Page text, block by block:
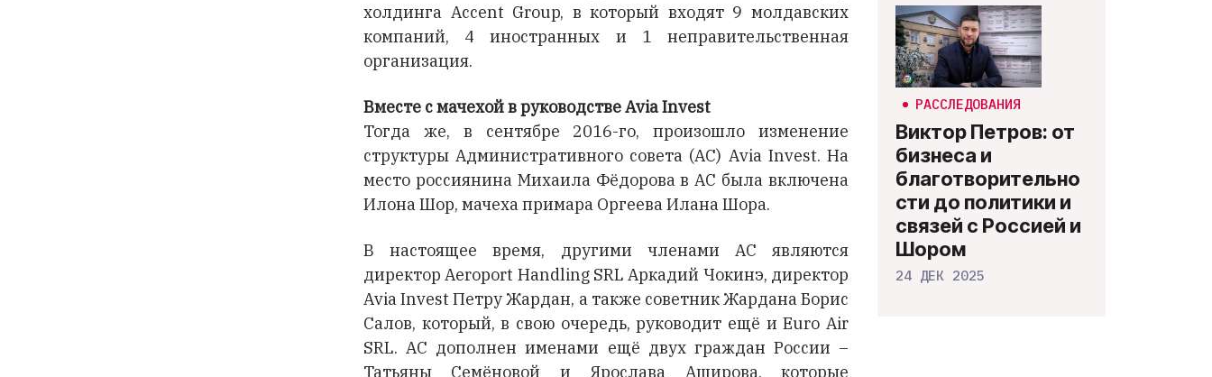
холдинга Accent Group, в который входят 9 молдавских
компаний, 4 иностранных и 1 неправительственная
организация.
Вместе с мачехой в руководстве Avia Invest
Тогда же, в сентябре 2016-го, произошло изменение
структуры Административного совета (АС) Avia Invest. На
место россиянина Михаила Фёдорова в АС была включена
Илона Шор, мачеха примара Оргеева Илана Шора.
В настоящее время, другими членами АС являются
директор Aeroport Handling SRL Аркадий Чокинэ, директор
Avia Invest Петру Жардан, а также советник Жардана Борис
Салов, который, в свою очередь, руководит ещё и Euro Air
SRL. АС дополнен именами ещё двух граждан России –
Татьяны Семёновой и Ярослава Аширова, которые
РАССЛЕДОВАНИЯ
Виктор Петров: от
бизнеса и
благотворительно
сти до политики и
связей с Россией и
Шором
24 ДЕК 2025